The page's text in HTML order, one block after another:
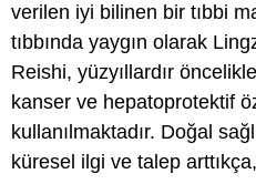
verilen iyi bilinen bir tıbbi
tıbbında yaygın olarak
Reishi, yüzyıllardır
kanser ve hepatoprotektif
kullanılmaktadır. Doğal
küresel ilgi ve talep